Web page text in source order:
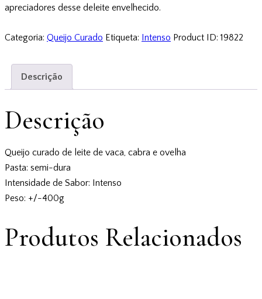
apreciadores desse deleite envelhecido.
Categoria: Queijo Curado Etiqueta: Intenso Product ID: 19822
Descrição
Descrição
Queijo curado de leite de vaca, cabra e ovelha
Pasta: semi-dura
Intensidade de Sabor: Intenso
Peso: +/-400g
Produtos Relacionados